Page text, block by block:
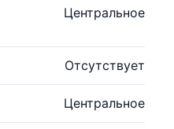
Центральное
Отсутствует
Центральное